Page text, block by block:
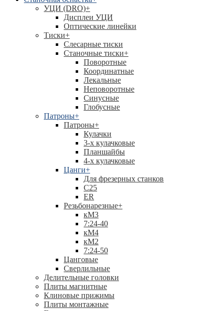
УЦИ (DRO)+
Дисплеи УЦИ
Оптические линейки
Тиски+
Слесарные тиски
Станочные тиски+
Поворотные
Координатные
Лекальные
Неповоротные
Синусные
Глобусные
Патроны+
Патроны+
Кулачки
3-х кулачковые
Планшайбы
4-х кулачковые
Цанги+
Для фрезерных станков
С25
ER
Резьбонарезные+
кМ3
7:24-40
кМ4
кМ2
7:24-50
Цанговые
Сверлильные
Делительные головки
Плиты магнитные
Клиновые прижимы
Плиты монтажные